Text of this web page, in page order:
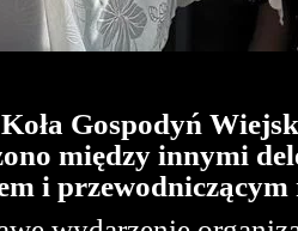
Gospodyń
między innymi
i